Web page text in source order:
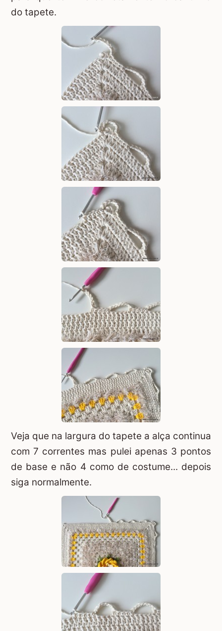
do tapete.
Veja que na largura do tapete a alça continua
com 7 correntes mas pulei apenas 3 pontos
de base e não 4 como de costume... depois
siga normalmente.